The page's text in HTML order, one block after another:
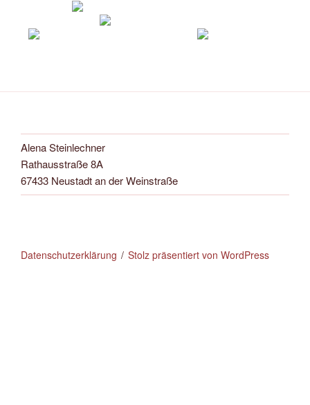
Alena Steinlechner
Rathausstraße 8A
67433 Neustadt an der Weinstraße
Datenschutzerklärung Stolz präsentiert von WordPress